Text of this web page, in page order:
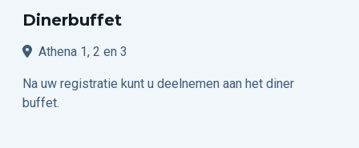
Dinerbuffet
Athena 1, 2 en 3
Na uw registratie kunt u deelnemen aan het diner
buffet.